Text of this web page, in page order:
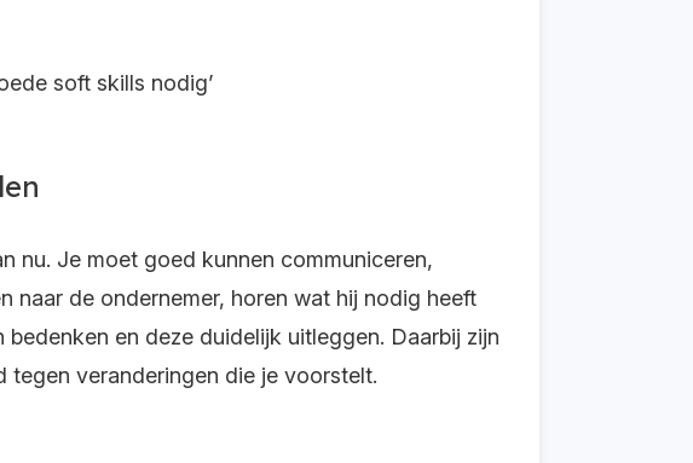
soft skills nodig’
nu. Je moet goed kunnen communiceren,
naar de ondernemer, horen wat hij nodig heeft
en deze duidelijk uitleggen. Daarbij zijn
tegen veranderingen die je voorstelt.